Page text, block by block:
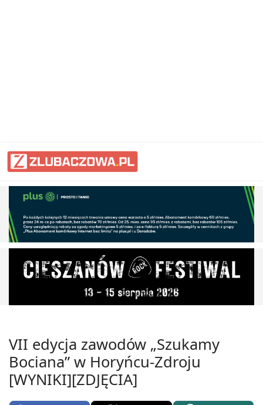
VII edycja zawodów „Szukamy
Bociana” w Horyńcu-Zdroju
[WYNIKI][ZDJĘCIA]